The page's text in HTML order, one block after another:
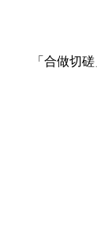
「合做切磋」